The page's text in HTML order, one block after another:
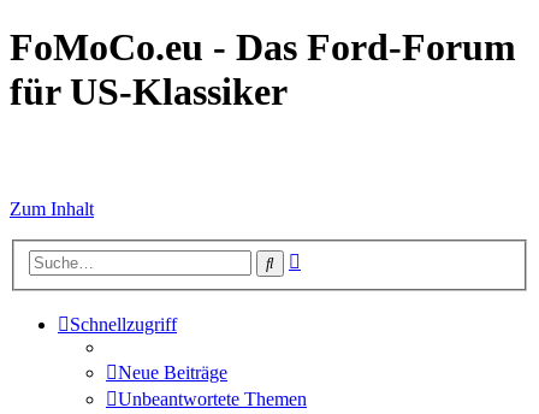
FoMoCo.eu - Das Ford-Forum
für US-Klassiker
Zum Inhalt
Suche
Schnellzugriff
Neue Beiträge
Unbeantwortete Themen